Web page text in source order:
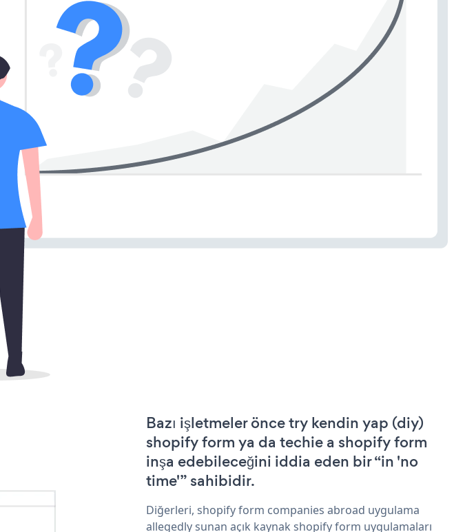
Bazı işletmeler önce try kendin yap (diy)
shopify form ya da techie a shopify form
inşa edebileceğini iddia eden bir “in 'no
time'” sahibidir.
Diğerleri, shopify form companies abroad uygulama
allegedly sunan açık kaynak shopify form uygulamaları